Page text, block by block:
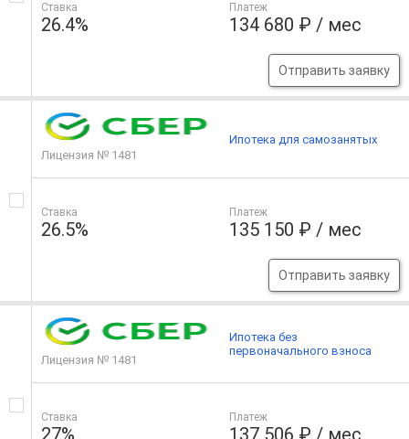
Ставка
26.4%
Платеж
134 680 ₽ / мес
Отправить заявку
Лицензия № 1481
Ставка
26.5%
Платеж
135 150 ₽ / мес
Отправить заявку
Ипотека для самозанятых
Лицензия № 1481
Ставка Платеж
Ипотека без
первоначального взноса